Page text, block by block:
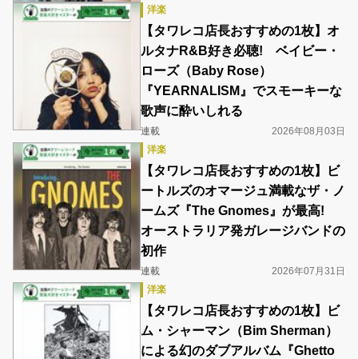
洋楽
【タワレコ店長おすすめの1枚】オ
ルタナR&B好き必聴! ベイビー・
ローズ（Baby Rose）
『YEARNALISM』でスモーキーな
歌声に酔いしれる
連載
2026年08月03日
洋楽
【タワレコ店長おすすめの1枚】ビ
ートルズのオマージュ満載なザ・ノ
ームズ『The Gnomes』が最高!
オーストラリア発ガレージバンドの
初作
連載
2026年07月31日
洋楽
【タワレコ店長おすすめの1枚】ビ
ム・シャーマン（Bim Sherman）
による幻のダブアルバム『Ghetto